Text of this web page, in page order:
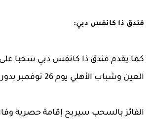
فندق ذا كانفس دبي:
كما يقدم فندق ذا كانفس دبي سحبا على
العين وشباب الأهلي يوم 26 نوفمبر بدوري أدنوك.
الفائز بالسحب سيربح إقامة حصرية